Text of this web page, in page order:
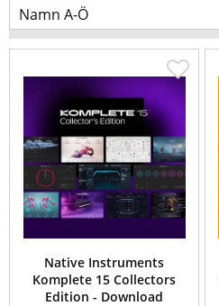
Namn A-Ö
Native Instruments
Komplete 15 Collectors
Edition - Download